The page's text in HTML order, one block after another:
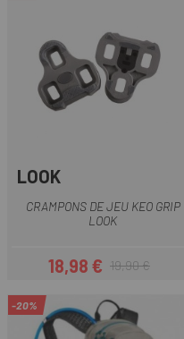
LOOK
CRAMPONS DE JEU KEO GRIP
LOOK
Prix
18,98 €Prix habituel
19,90 €
-20%